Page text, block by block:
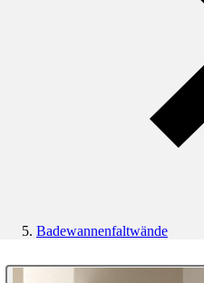
Badewannenfaltwände